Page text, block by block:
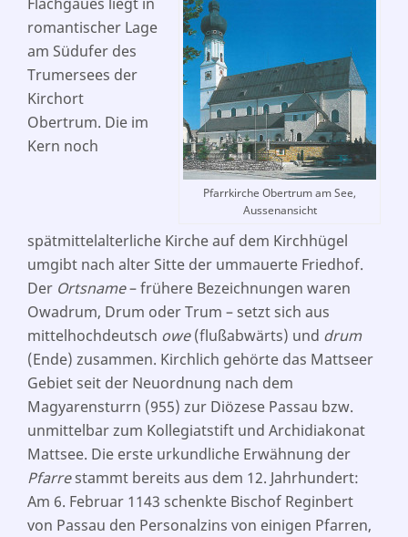
Pfarrkirche Obertrum am See,
Aussenansicht
romantischer Lage
am Südufer des
Trumersees der
Kirchort
Obertrum. Die im
Kern noch
spätmittelalterliche Kirche auf dem Kirchhügel
umgibt nach alter Sitte der ummauerte Friedhof.
Der Ortsname– frühere Bezeichnungen waren
Owadrum, Drum oder Trum – setzt sich aus
mittelhochdeutsch owe(flußabwärts) und drum
(Ende) zusammen. Kirchlich gehörte das Mattseer
Gebiet seit der Neuordnung nach dem
Magyarensturrn (955) zur Diözese Passau bzw.
unmittelbar zum Kollegiatstift und Archidiakonat
Mattsee. Die erste urkundliche Erwähnung der
Pfarrestammt bereits aus dem 12. Jahrhundert:
Am 6. Februar 1143 schenkte Bischof Reginbert
von Passau den Personalzins von einigen Pfarren,